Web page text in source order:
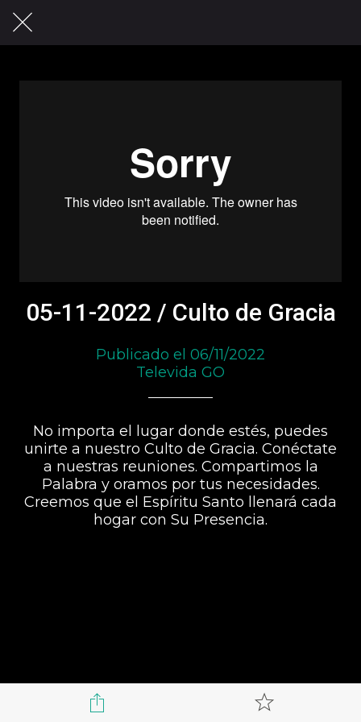
05-11-2022 / Culto de Gracia
Publicado el 06/11/2022
Televida GO
No importa el lugar donde estés, puedes
unirte a nuestro Culto de Gracia. Conéctate
a nuestras reuniones. Compartimos la
Palabra y oramos por tus necesidades.
Creemos que el Espíritu Santo llenará cada
hogar con Su Presencia.